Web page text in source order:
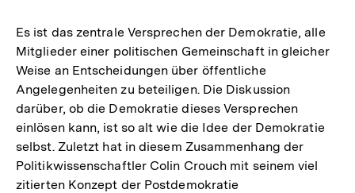
Es ist das zentrale Versprechen der Demokratie, alle
Mitglieder einer politischen Gemeinschaft in gleicher
Weise an Entscheidungen über öffentliche
Angelegenheiten zu beteiligen. Die Diskussion
darüber, ob die Demokratie dieses Versprechen
einlösen kann, ist so alt wie die Idee der Demokratie
selbst. Zuletzt hat in diesem Zusammenhang der
Politikwissenschaftler Colin Crouch mit seinem viel
zitierten Konzept der Postdemokratie